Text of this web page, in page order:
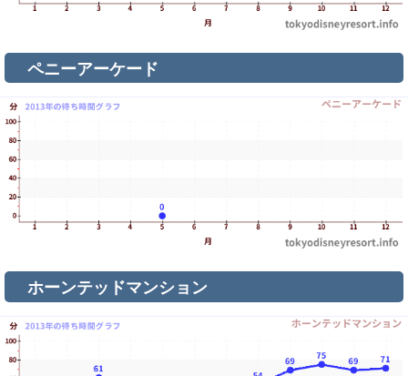
ペニーアーケード
ホーンテッドマンション